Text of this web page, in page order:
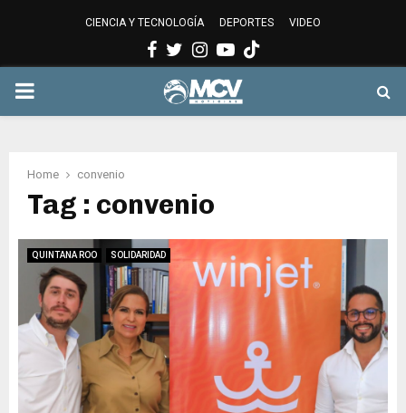
CIENCIA Y TECNOLOGÍA DEPORTES VIDEO
Facebook
Twitter
Instagram
Youtube
PRIMARY
Home convenio
Tag : convenio
QUINTANA ROO SOLIDARIDAD